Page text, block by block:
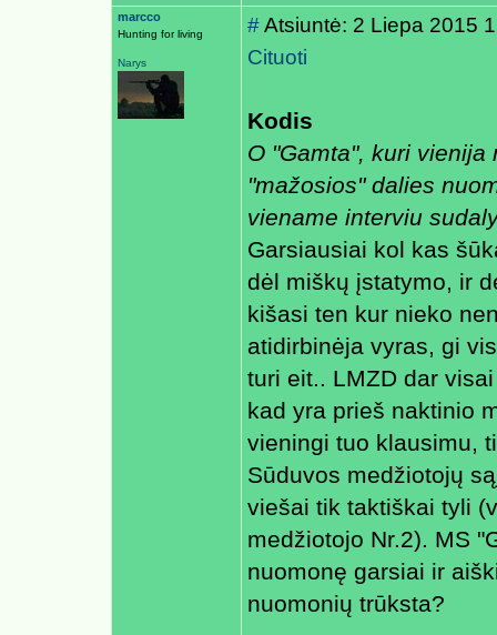
marcco
Hunting for living
Narys
#Atsiuntė: 2 Liepa 2015
Cituoti
Kodis
O "Gamta", kuri
"mažosios" dalies
viename interviu
Garsiausiai kol kas
dėl miškų įstatymo, ir
kišasi ten kur nieko
atidirbinėja vyras, gi
turi eit.. LMZD dar
kad yra prieš naktinio
vieningi tuo klausimu,
Sūduvos medžiotojų
viešai tik taktiškai tyli
medžiotojo Nr.2). MS
nuomonę garsiai ir
nuomonių trūksta?